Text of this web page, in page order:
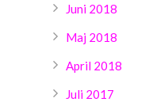
Juni 2018
Maj 2018
April 2018
Juli 2017